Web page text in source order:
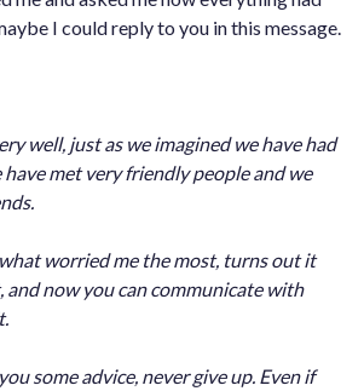
I could reply to you in this message.
well, just as we imagined we have had
have met very friendly people and we
worried me the most, turns out it
and now you can communicate with
some advice, never give up. Even if